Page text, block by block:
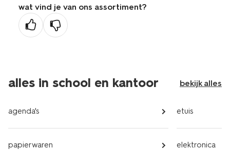
wat vind je van ons assortiment?
alles in school en kantoor bekijk alles
agenda's
papierwaren
etuis
elektronica